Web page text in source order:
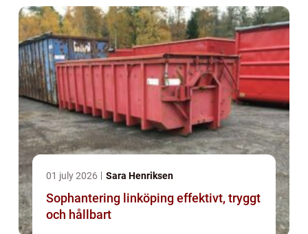
01 july 2026 Sara Henriksen
Sophantering linköping effektivt, tryggt
och hållbart